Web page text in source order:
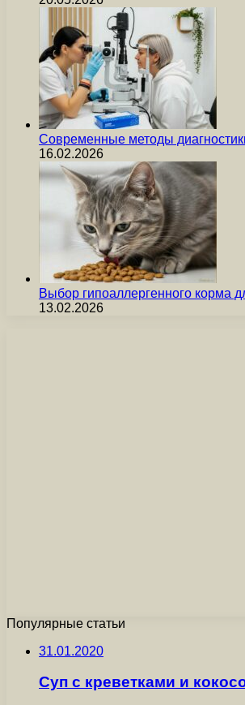
Современные методы
16.02.2026
Выбор гипоаллергенного корма
13.02.2026
Популярные статьи
31.01.2020
Суп с креветками и